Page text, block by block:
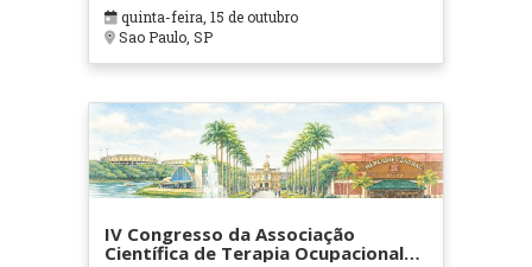
quinta-feira, 15 de outubro
Sao Paulo, SP
IV Congresso da Associação
Científica de Terapia Ocupacional